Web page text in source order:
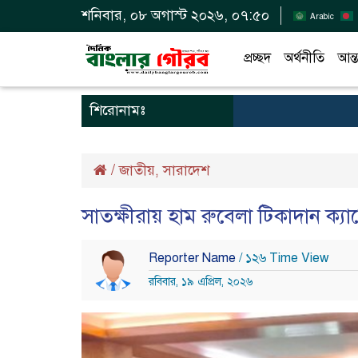
শনিবার, ০৮ অগাস্ট ২০২৬, ০৭:৫০ Arabic
প্রচ্ছদ অর্থনীতি
শিরোনামঃ
/জাতীয়,সারাদেশ
সাতক্ষীরায় হাম রুবেলা টিকাদান
Reporter Name / ১২৬ Time View
রবিবার, ১৯ এপ্রিল, ২০২৬